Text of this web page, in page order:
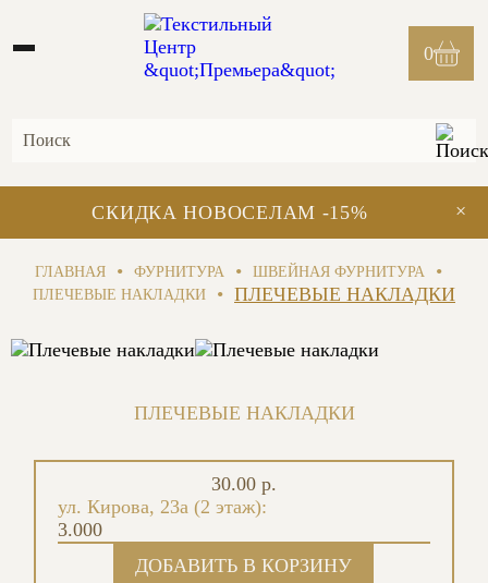
0
×
СКИДКА НОВОСЕЛАМ -15%
ГЛАВНАЯ • ФУРНИТУРА • ШВЕЙНАЯ ФУРНИТУРА •
ПЛЕЧЕВЫЕ НАКЛАДКИ • ПЛЕЧЕВЫЕ НАКЛАДКИ
ПЛЕЧЕВЫЕ НАКЛАДКИ
ул. Кирова, 23а (2 этаж):
3.000
30.00 р.